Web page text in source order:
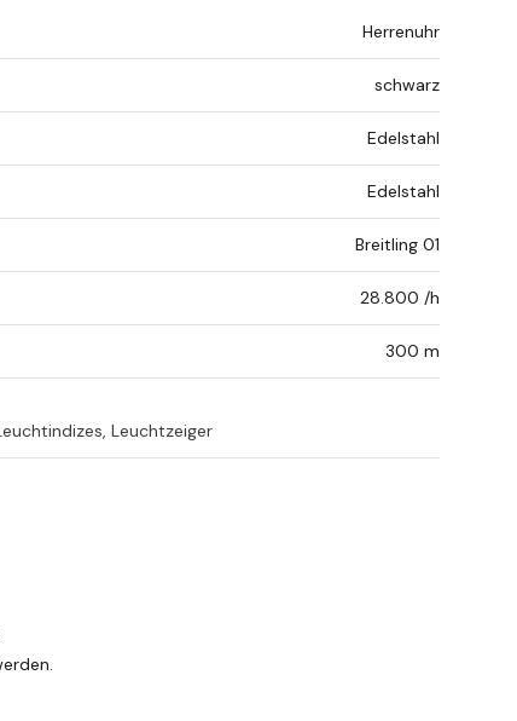
Herrenuhr
schwarz
Edelstahl
Edelstahl
Breitling 01
28.800 /h
300 m
Leuchtzeiger